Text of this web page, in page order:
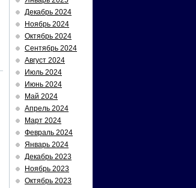
Декабрь 2024
Ноябрь 2024
Октябрь 2024
Сентябрь 2024
Август 2024
Июль 2024
Июнь 2024
Май 2024
Апрель 2024
Март 2024
Февраль 2024
Январь 2024
Декабрь 2023
Ноябрь 2023
Октябрь 2023